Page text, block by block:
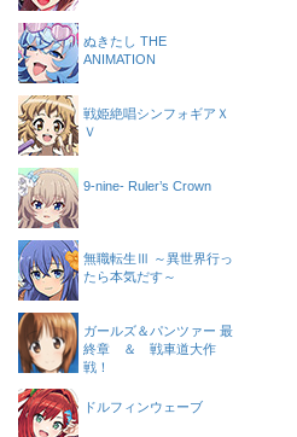
ぬきたし THE
ANIMATION
戦姫絶唱シンフォギアＸ
Ｖ
9-nine- Ruler’s Crown
無職転生Ⅲ ～異世界行っ
たら本気だす～
ガールズ＆パンツァー 最
終章 ＆ 戦車道大作
戦！
ドルフィンウェーブ